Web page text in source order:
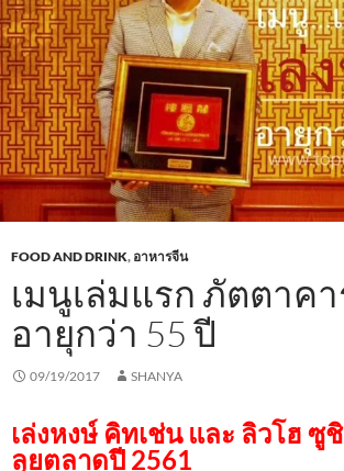
FOOD AND DRINK, อาหารจีน
เมนูเล่มแรก ภัตตาคา
อายุกว่า 55 ปี
09/19/2017 SHANYA
เล่งหงษ์ คิทเช่น และ ลิวโฮ ซู
ลุยตลาดปี 2561